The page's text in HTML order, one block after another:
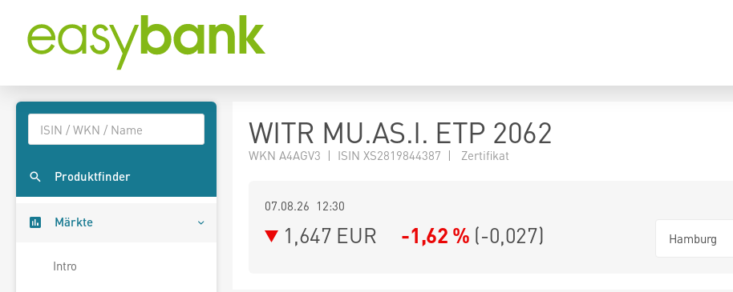
Produktfinder
Märkte
Intro
WITR MU.AS.I. ETP 2062
WKN A4AGV3 | ISIN XS2819844387 | Zertifikat
07.08.26 12:30
1,647 EUR -1,62 % (-0,027) Hamburg